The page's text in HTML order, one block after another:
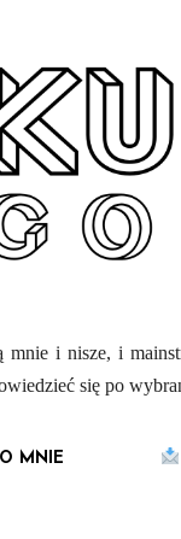
i nisze, i
się po
O MNIE